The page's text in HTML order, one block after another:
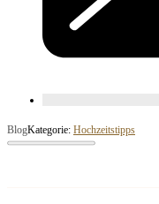
BlogKategorie: Hochzeitstipps